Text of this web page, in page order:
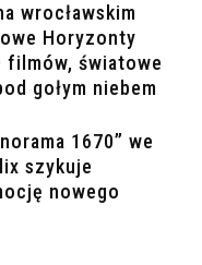
wrocławskim
Horyzonty
filmów, światowe
gołym niebem
1670” we
szykuje
nowego